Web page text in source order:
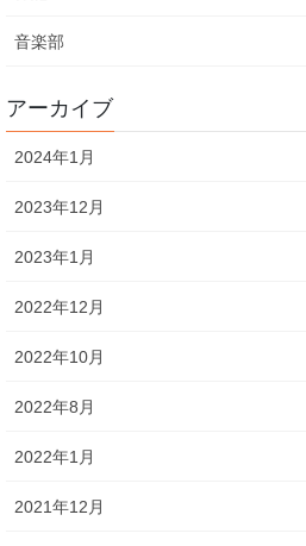
音楽部
アーカイブ
2024年1月
2023年12月
2023年1月
2022年12月
2022年10月
2022年8月
2022年1月
2021年12月